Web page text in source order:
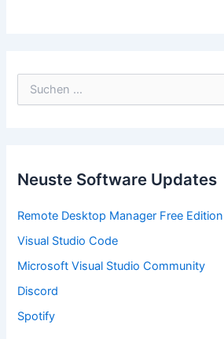
n
h
:
Neuste Software Updates
Remote Desktop Manager Free Edition
Visual Studio Code
Microsoft Visual Studio Community
Discord
Spotify